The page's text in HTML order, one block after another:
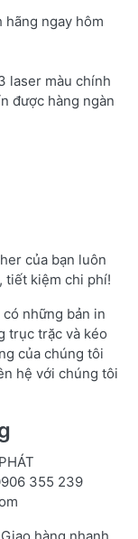
ngay hôm
laser màu chính
được hàng ngàn
của bạn luôn
tiết kiệm chi phí!
những bản in
trục trặc và kéo
của chúng tôi
hệ với chúng tôi
355 239
hàng nhanh